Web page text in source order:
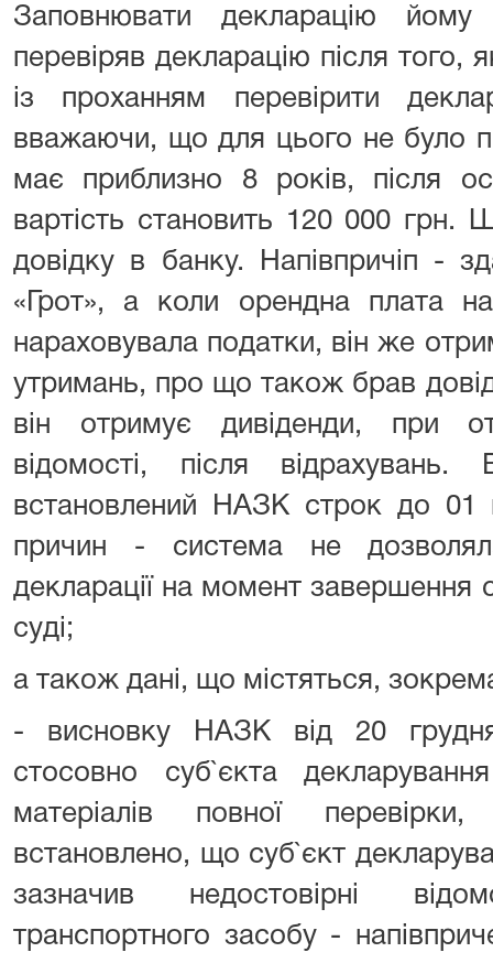
Заповнювати декларацію
перевіряв декларацію після того,
із проханням перевірити
вважаючи, що для цього не було
має приблизно 8 років, після
вартість становить 120 000 грн.
довідку в банку. Напівпричіп -
«Грот», а коли орендна плата
нараховувала податки, він же
утримань, про що також брав
він отримує дивіденди, при
відомості, після
встановлений НАЗК строк до 01
причин - система не
декларації на момент завершення
суді;
а також дані, що містяться,
- висновку НАЗК від 20
стосовно суб`єкта
матеріалів повної
встановлено, що суб`єкт
зазначив недостовірні
транспортного засобу -